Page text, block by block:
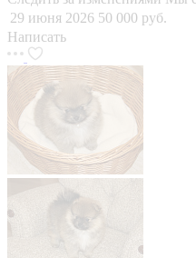
29 июня 2026 50 000 руб.
Написать